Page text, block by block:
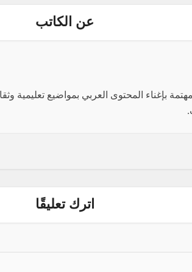
عن الكاتب
بإغناء المحتوى العربي بمواضيع
اترك تعليقًا